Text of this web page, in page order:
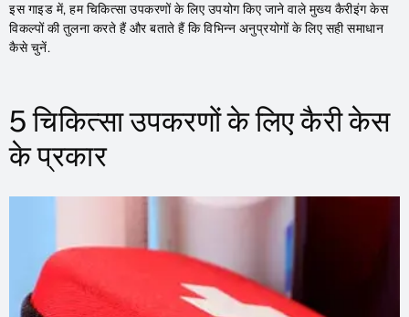
इस गाइड में, हम चिकित्सा उपकरणों के लिए उपयोग किए जाने वाले मुख्य कैरीइंग केस
विकल्पों की तुलना करते हैं और बताते हैं कि विभिन्न अनुप्रयोगों के लिए सही समाधान
कैसे चुनें.
5 चिकित्सा उपकरणों के लिए कैरी केस
के प्रकार